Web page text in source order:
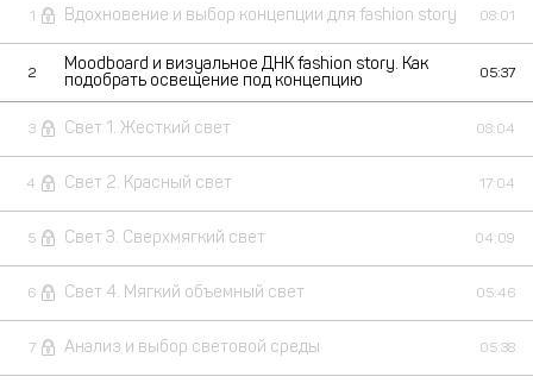
1 Вдохновение и выбор концепции для fashion story 08:01
2
Moodboard и визуальное ДНК fashion story. Как
подобрать освещение под концепцию
05:37
3 Свет 1. Жесткий свет 08:04
4 Свет 2. Красный свет 17:04
5 Свет 3. Сверхмягкий свет 04:09
6 Свет 4. Мягкий объемный свет 05:46
7 Анализ и выбор световой среды 05:38